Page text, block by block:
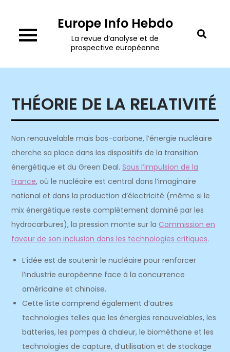
content
Europe Info Hebdo
La revue d’analyse et de
prospective européenne
THÉORIE DE LA RELATIVITÉ
Non renouvelable mais bas-carbone, l’énergie nucléaire
cherche sa place dans les dispositifs de la transition
énergétique et du Green Deal.Sous l’impulsion de la
France, où le nucléaire est central dans l’imaginaire
national et dans la production d’électricité (même si le
mix énergétique reste complètement dominé par les
hydrocarbures), la pression monte sur la Commission en
faveur de son inclusion dans les technologies critiques.
L’idée est de soutenir le nucléaire pour renforcer
l’industrie européenne face à la concurrence
américaine et chinoise.
Cette liste comprend également d’autres
technologies telles que les énergies renouvelables, les
batteries, les pompes à chaleur, le biométhane et les
technologies de capture, d’utilisation et de stockage